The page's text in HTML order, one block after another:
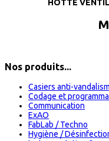
HOTTE
Nos produits...
Casiers anti-
Codage et
Communication
ExAO
FabLab / Techno
Hygiène /